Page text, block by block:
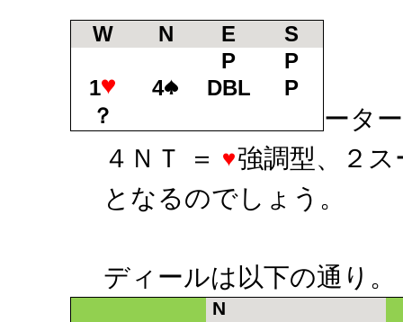
W N E
S
P
P
1
4 DBL
P
？
ーター
４ＮＴ ＝
強調型、２ス
となるのでしょう。
ディールは以下の通り。
N